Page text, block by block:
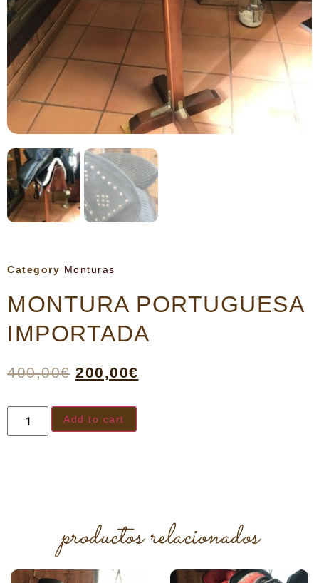
Category Monturas
MONTURA PORTUGUESA
IMPORTADA
400,00€ 200,00€
Add to cart
productos relacionados